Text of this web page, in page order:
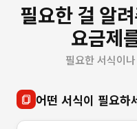
필요한 걸 알
요금제
필요한 서식이
어떤 서식이 필요하